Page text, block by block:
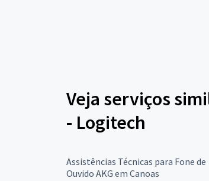
Veja serviços
- Logitech
Assistências Técnicas para Fone de
Ouvido AKG em Canoas